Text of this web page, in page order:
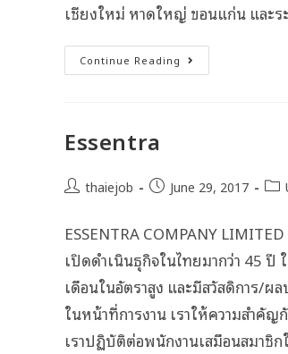
เชียงใหม่ หาดใหญ่ ขอนแก่น และ
Continue Reading
Essentra
thaiejob June 29, 2017
ESSENTRA COMPANY
เปิดดำเนินธุกิจในไทยมากว่า 45 ปี
เดือนในอัตราสูง และมีสวัสดิการ/
ในหน้าที่การงาน เราให้ความสำคั
เราปฏิบัติต่อพนักงานเสมือนสมาชิ